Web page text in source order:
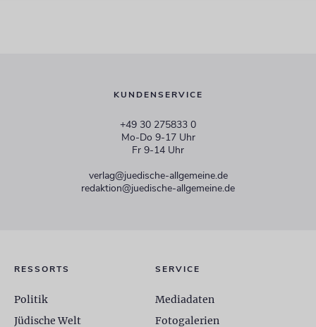
KUNDENSERVICE
+49 30 275833 0
Mo-Do 9-17 Uhr
Fr 9-14 Uhr
verlag@juedische-allgemeine.de
redaktion@juedische-allgemeine.de
RESSORTS
Politik
Jüdische Welt
SERVICE
Mediadaten
Fotogalerien